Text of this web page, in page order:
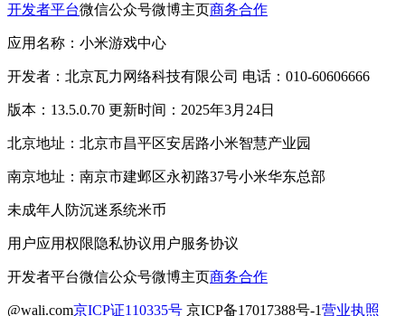
开发者平台微信公众号微博主页商务合作
应用名称：小米游戏中心
开发者：北京瓦力网络科技有限公司 电话：010-60606666
版本：13.5.0.70 更新时间：2025年3月24日
北京地址：北京市昌平区安居路小米智慧产业园
南京地址：南京市建邺区永初路37号小米华东总部
未成年人防沉迷系统米币
用户应用权限隐私协议用户服务协议
开发者平台微信公众号微博主页商务合作
@wali.com京ICP证110335号 京ICP备17017388号-1营业执照